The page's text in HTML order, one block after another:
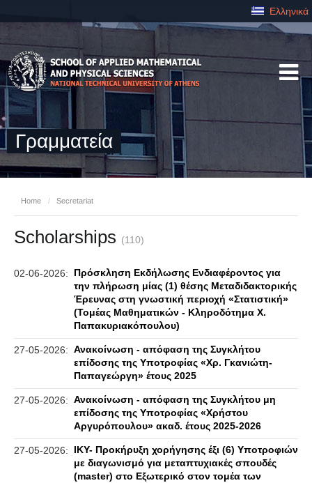
Ελληνικά
Γραμματεία
Home / Secretariat
Scholarships (110)
02-06-2026:
Πρόσκληση Εκδήλωσης Ενδιαφέροντος για
την πλήρωση μίας (1) θέσης Μεταδιδακτορικής
Έρευνας στη γνωστική περιοχή «Στατιστική»
(Τομέας Μαθηματικών - Κληροδότημα Χ.
Παπακυριακόπουλου)
27-05-2026: Ανακοίνωση - απόφαση της Συγκλήτου
επίδοσης της Υποτροφίας «Χρ. Γκανιώτη-
Παπαγεώργη» έτους 2025
27-05-2026: Ανακοίνωση - απόφαση της Συγκλήτου μη
επίδοσης της Υποτροφίας «Χρήστου
Αργυρόπουλου» ακαδ. έτους 2025-2026
27-05-2026:
IKY- Προκήρυξη χορήγησης έξι (6) Υποτροφιών
με διαγωνισμό για μεταπτυχιακές σπουδές
(master) στο Εξωτερικό στον τομέα των